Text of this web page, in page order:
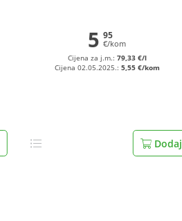
5 95
€/kom
Cijena za j.m.: 79,33 €/l
Cijena 02.05.2025.: 5,55 €/kom
Dodaj